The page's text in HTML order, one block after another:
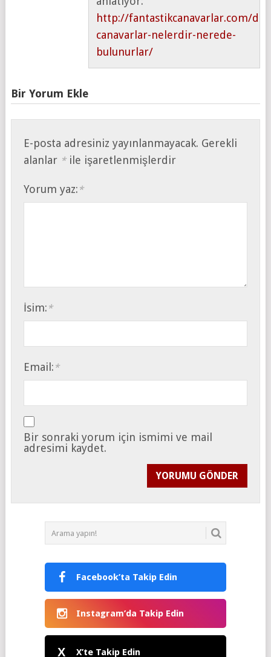
http://fantastikcanavarlar.com/
canavarlar-nelerdir-nerede-
bulunurlar/
Bir Yorum Ekle
E-posta adresiniz yayınlanmayacak. Gerekli
alanlar *ile işaretlenmişlerdir
Yorum yaz: *
İsim: *
Email: *
Bir sonraki yorum için ismimi ve mail
adresimi kaydet.
Facebook’ta Takip Edin
Instagram’da Takip Edin
X X’te Takip Edin